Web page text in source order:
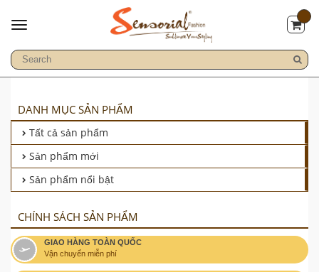
DANH MỤC SẢN PHẨM
Tất cả sản phẩm
Sản phẩm mới
Sản phẩm nổi bật
CHÍNH SÁCH SẢN PHẨM
GIAO HÀNG TOÀN QUỐC
Vận chuyển miễn phí